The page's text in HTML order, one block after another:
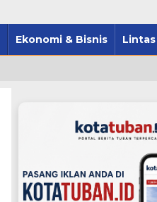
Ekonomi & Bisnis